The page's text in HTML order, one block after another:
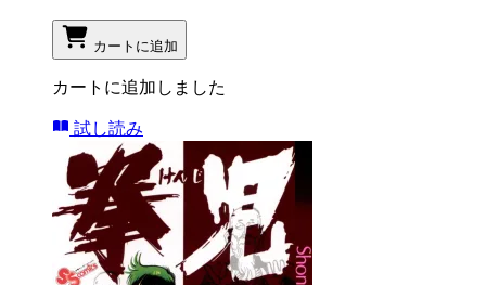
カートに追加
カートに追加しました
試し読み